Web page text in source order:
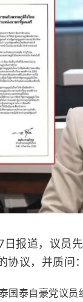
报道，议员
协议，并质问
国泰自豪党议